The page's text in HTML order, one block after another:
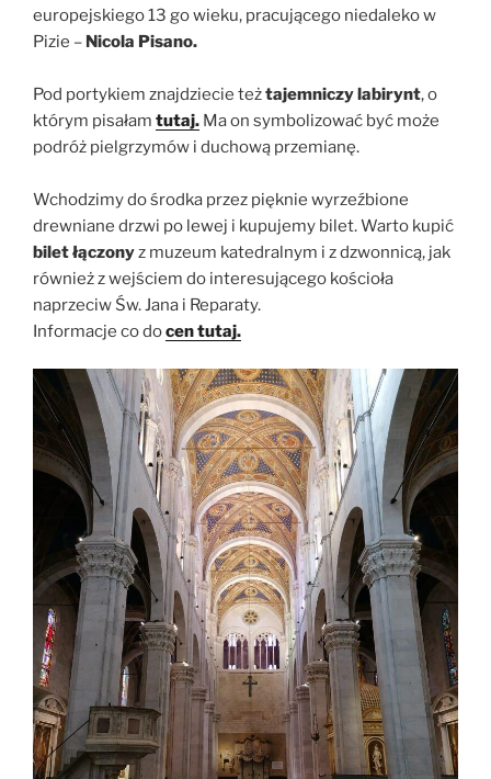
europejskiego 13 go wieku, pracującego niedaleko w
Pizie – Nicola Pisano.
Pod portykiem znajdziecie teżtajemniczy labirynt, o
którym pisałam tutaj. Ma on symbolizować być może
podróż pielgrzymów i duchową przemianę.
Wchodzimy do środka przez pięknie wyrzeźbione
drewniane drzwi po lewej i kupujemy bilet. Warto kupić
bilet łączonyz muzeum katedralnym i z dzwonnicą, jak
również z wejściem do interesującego kościoła
naprzeciw Św. Jana i Reparaty.
Informacje co docen tutaj.